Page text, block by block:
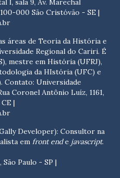
I, sala 9, Av. Marechal
000 São Cristóvão - SE |
áreas de Teoria da História e
Regional do Cariri. É
mestre em História (UFRJ),
da HIstória (UFC) e
Contato: Universidade
Coronel Antônio Luíz, 1161,
|
Developer): Consultor na
em front ende javascript.
Paulo - SP |